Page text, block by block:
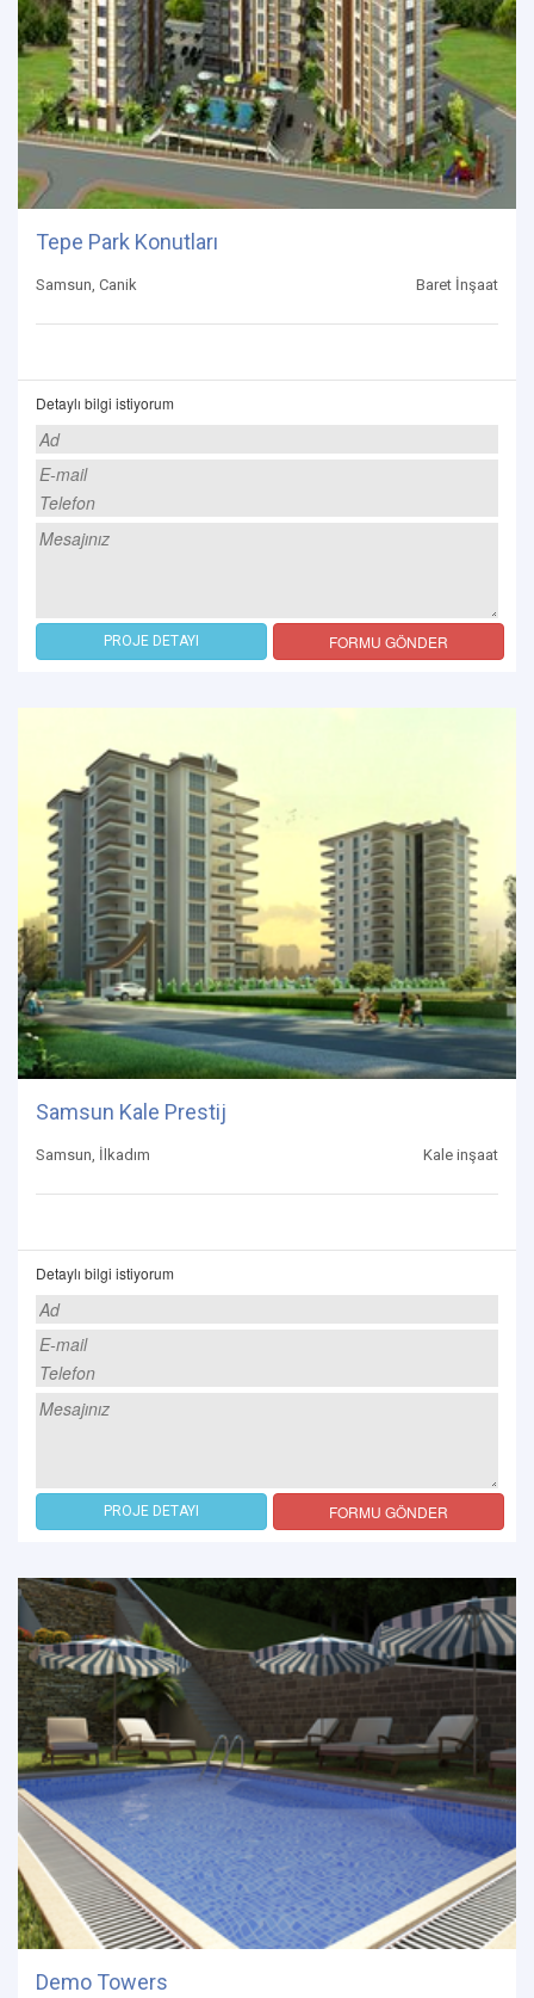
Tepe Park Konutları
Samsun, Canik Baret İnşaat
Detaylı bilgi istiyorum
PROJE DETAYI FORMU GÖNDER
Samsun Kale Prestij
Samsun, İlkadım Kale inşaat
Detaylı bilgi istiyorum
PROJE DETAYI FORMU GÖNDER
Demo Towers